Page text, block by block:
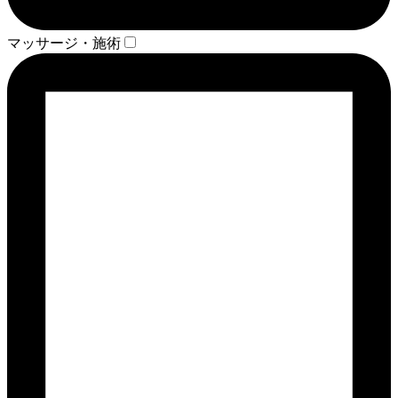
マッサージ・施術